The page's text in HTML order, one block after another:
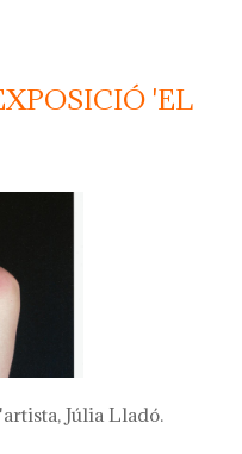
a l'exposició 'anar
'EL
Júlia Lladó.